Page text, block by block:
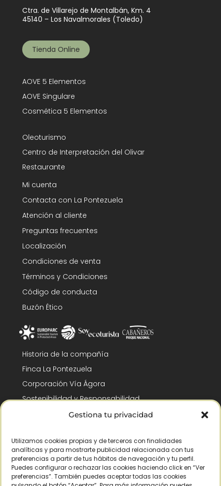
Gestiona tu privacidad
Utilizamos cookies propias y de terceros con finalidades
analíticas y para mostrarte publicidad relacionada con tus
preferencias a partir de tus hábitos de navegación y tu perfil.
Puedes configurar o rechazar las cookies haciendo click en “Ver
preferencias”. También puedes aceptar todas las cookies
Ctra. de Villarejo de Montalbán, Km. 4
45140 – Los Navalmorales (Toledo)
Tienda Online
AOVE 5 Elementos
AOVE Singulare
Cosmética 5 Elementos
Oleoturismo
Centro de Interpretación del Olivar
Restaurante
Mi cuenta
Contacta con La Pontezuela
Atención al cliente
Preguntas frecuentes
Localización
Condiciones de venta
Términos y Condiciones
Código de conducta
Buzón Ético
Historia de la compañía
Finca La Pontezuela
Corporación Vía Ágora
Sostenibilidad y Responsabilidad
RSC y Fundación Gómez-Pintado
Reconocimientos